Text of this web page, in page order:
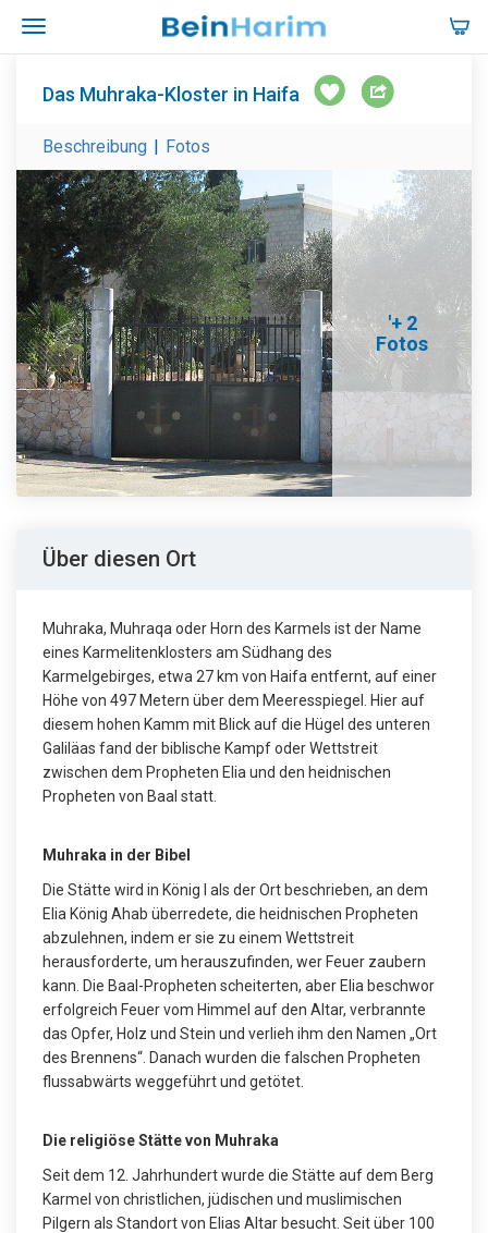
Das Muhraka-Kloster in Haifa
Beschreibung | Fotos
'+ 2
Fotos
Über diesen Ort
Muhraka, Muhraqa oder Horn des Karmels ist der Name
eines Karmelitenklosters am Südhang des
Karmelgebirges, etwa 27 km von Haifa entfernt, auf einer
Höhe von 497 Metern über dem Meeresspiegel. Hier auf
diesem hohen Kamm mit Blick auf die Hügel des unteren
Galiläas fand der biblische Kampf oder Wettstreit
zwischen dem Propheten Elia und den heidnischen
Propheten von Baal statt.
Muhraka in der Bibel
Die Stätte wird in König I als der Ort beschrieben, an dem
Elia König Ahab überredete, die heidnischen Propheten
abzulehnen, indem er sie zu einem Wettstreit
herausforderte, um herauszufinden, wer Feuer zaubern
kann. Die Baal-Propheten scheiterten, aber Elia beschwor
erfolgreich Feuer vom Himmel auf den Altar, verbrannte
das Opfer, Holz und Stein und verlieh ihm den Namen „Ort
des Brennens“. Danach wurden die falschen Propheten
flussabwärts weggeführt und getötet.
Die religiöse Stätte von Muhraka
Seit dem 12. Jahrhundert wurde die Stätte auf dem Berg
Karmel von christlichen, jüdischen und muslimischen
Pilgern als Standort von Elias Altar besucht. Seit über 100